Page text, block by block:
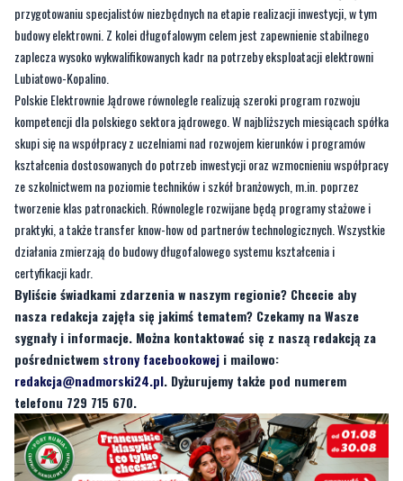
przygotowaniu specjalistów niezbędnych na etapie realizacji inwestycji, w tym
budowy elektrowni. Z kolei długofalowym celem jest zapewnienie stabilnego
zaplecza wysoko wykwalifikowanych kadr na potrzeby eksploatacji elektrowni
Lubiatowo-Kopalino.
Polskie Elektrownie Jądrowe równolegle realizują szeroki program rozwoju
kompetencji dla polskiego sektora jądrowego. W najbliższych miesiącach spółka
skupi się na współpracy z uczelniami nad rozwojem kierunków i programów
kształcenia dostosowanych do potrzeb inwestycji oraz wzmocnieniu współpracy
ze szkolnictwem na poziomie techników i szkół branżowych, m.in. poprzez
tworzenie klas patronackich. Równolegle rozwijane będą programy stażowe i
praktyki, a także transfer know-how od partnerów technologicznych. Wszystkie
działania zmierzają do budowy długofalowego systemu kształcenia i
certyfikacji kadr.
Byliście świadkami zdarzenia w naszym regionie? Chcecie aby
nasza redakcja zajęła się jakimś tematem? Czekamy na Wasze
sygnały i informacje. Można kontaktować się z naszą redakcją za
pośrednictwem strony facebookowej i mailowo:
redakcja@nadmorski24.pl. Dyżurujemy także pod numerem
telefonu 729 715 670.